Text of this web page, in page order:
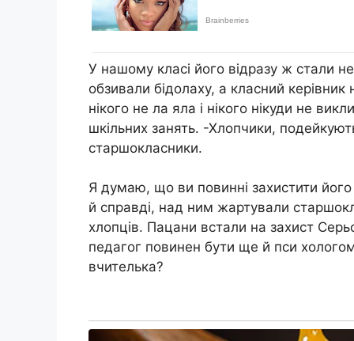
У нашому класі його відразу ж стали
обзивали бідолаху, а класний
нікого не ла яла і нікого нікуди не
шкільних занять. -Хлопчики,
старшокласники.
Я думаю, що ви повинні захистити
й справді, над ним жартували
хлопців. Пацани встали на захист
педагог повинен бути ще й пси
вчителька?